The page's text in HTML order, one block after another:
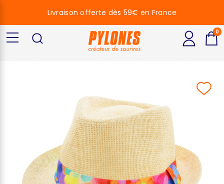
Livraison offerte dès 59€ en France
0